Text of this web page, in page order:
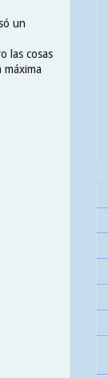
un
las cosas